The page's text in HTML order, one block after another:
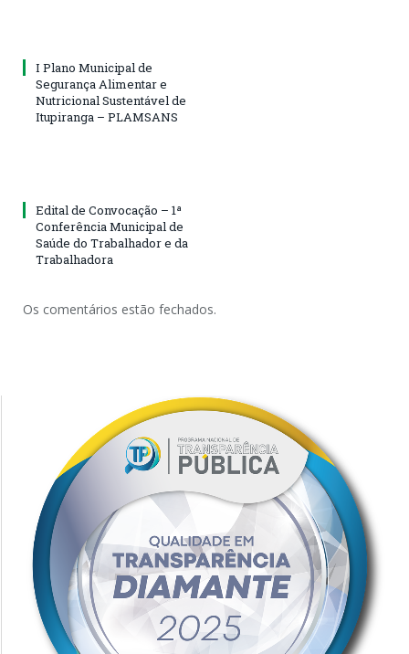
I Plano Municipal de
Segurança Alimentar e
Nutricional Sustentável de
Itupiranga – PLAMSANS
Edital de Convocação – 1ª
Conferência Municipal de
Saúde do Trabalhador e da
Trabalhadora
Os comentários estão fechados.